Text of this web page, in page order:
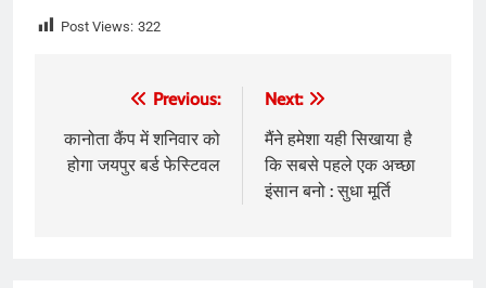
Post Views: 322
navigation
Previous:
कानोता कैंप में शनिवार को
होगा जयपुर बर्ड फेस्टिवल
Next:
मैंने हमेशा यही सिखाया है
कि सबसे पहले एक अच्छा
इंसान बनो : सुधा मूर्ति